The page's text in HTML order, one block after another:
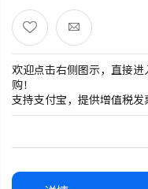
欢迎点击右侧图示，直接
购！
支持支付宝，提供增值税发